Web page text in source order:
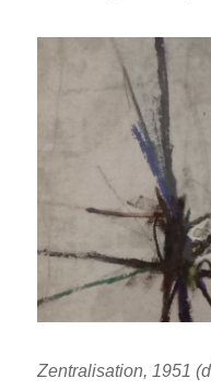
Arnulf
Zentralisation, 1951